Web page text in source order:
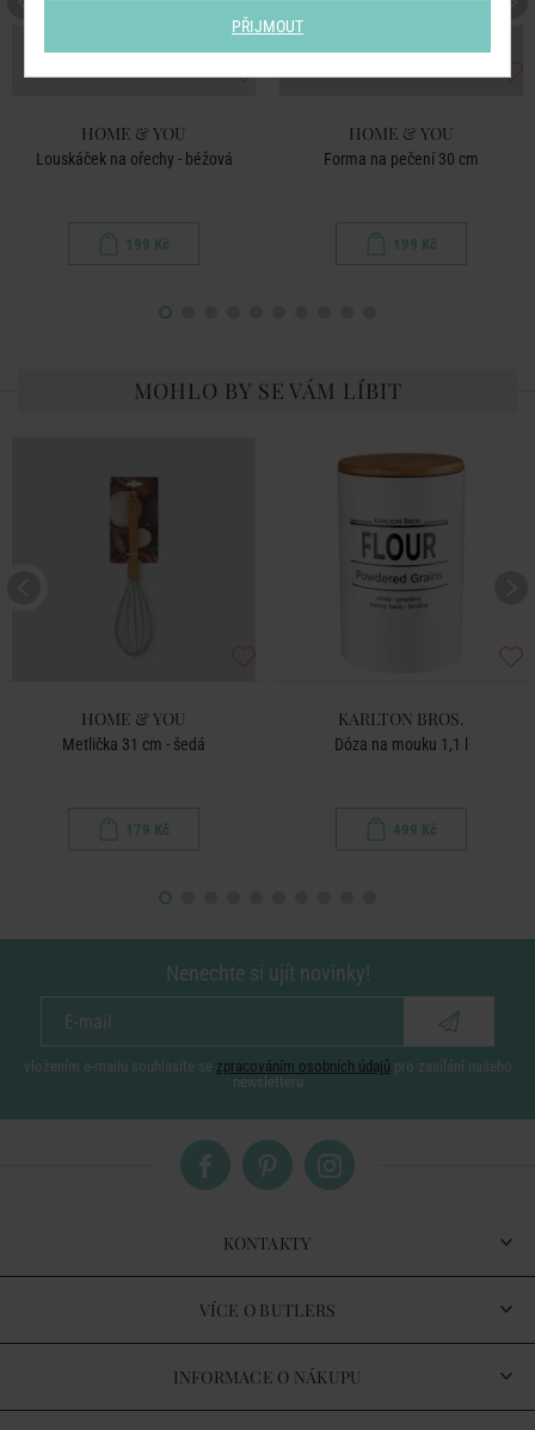
HOME & YOU
Louskáček na ořechy - béžová
199 Kč
HOME & YOU
Forma na pečení 30 cm
199 Kč
MOHLO BY SE VÁM LÍBIT
HOME & YOU
Metlička 31 cm - šedá
179 Kč
KARLTON BROS.
Dóza na mouku 1,1 l
499 Kč
Nenechte si ujít novinky!
vložením e-mailu souhlasíte se zpracováním osobních údajů pro zasílání našeho
newsletteru
KONTAKTY
VÍCE O BUTLERS
INFORMACE O NÁKUPU
PŘIJMOUT